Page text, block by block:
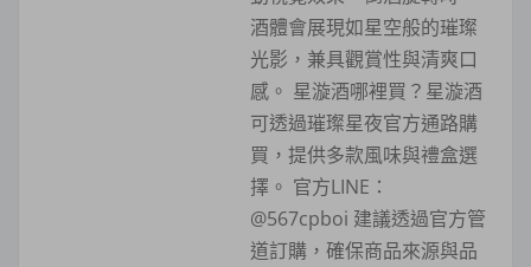
酒體會展現如星空般的璀璨
光影，兼具觀賞性與清爽口
感。 星漩酒哪裡買？星漩酒
可透過璀璨星夜官方通路購
買，提供多款風味與禮盒選
擇。 官方LINE：
@567cpboi 建議透過官方管
道訂購，確保商品來源與品